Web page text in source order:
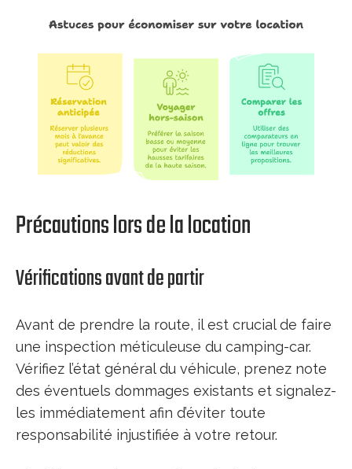
Précautions lors de la location
Vérifications avant de partir
Avant de prendre la route, il est crucial de faire
une inspection méticuleuse du camping-car.
Vérifiez l’état général du véhicule, prenez note
des éventuels dommages existants et signalez-
les immédiatement afin d’éviter toute
responsabilité injustifiée à votre retour.